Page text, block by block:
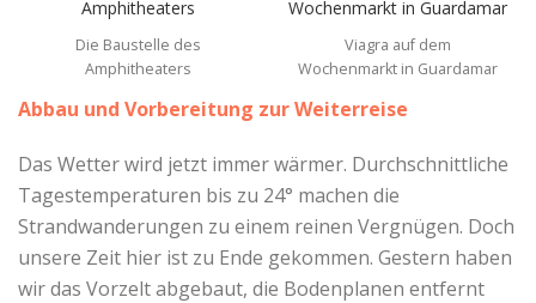
Die Baustelle des
Amphitheaters
Viagra auf dem
Wochenmarkt in Guardamar
Abbau und Vorbereitung zur Weiterreise
Das Wetter wird jetzt immer wärmer. Durchschnittliche
Tagestemperaturen bis zu 24° machen die
Strandwanderungen zu einem reinen Vergnügen. Doch
unsere Zeit hier ist zu Ende gekommen. Gestern haben
wir das Vorzelt abgebaut, die Bodenplanen entfernt